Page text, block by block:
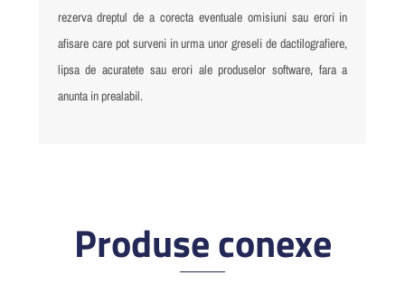
rezerva dreptul de a corecta eventuale omisiuni sau erori in
afisare care pot surveni in urma unor greseli de dactilografiere,
lipsa de acuratete sau erori ale produselor software, fara a
anunta in prealabil.